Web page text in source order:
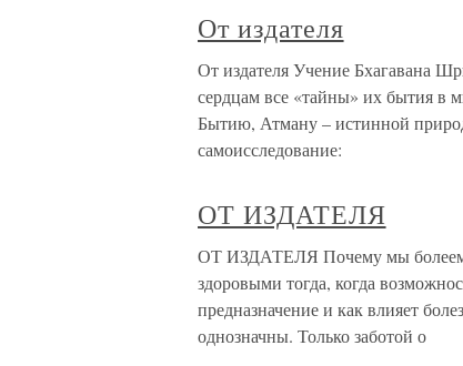
От издателя
От издателя Учение Бхагавана
сердцам все «тайны» их бытия в
Бытию, Атману – истинной
самоисследование:
ОТ ИЗДАТЕЛЯ
ОТ ИЗДАТЕЛЯ Почему мы болеем?
здоровыми тогда, когда
предназначение и как влияет
однозначны. Только заботой о